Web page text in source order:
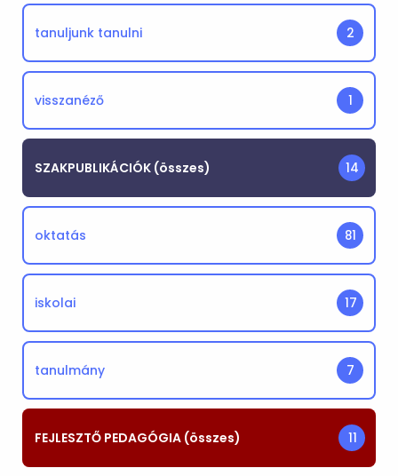
tanuljunk tanulni 2
visszanéző 1
SZAKPUBLIKÁCIÓK (összes) 14
oktatás 81
iskolai 17
tanulmány 7
FEJLESZTŐ PEDAGÓGIA (összes) 11